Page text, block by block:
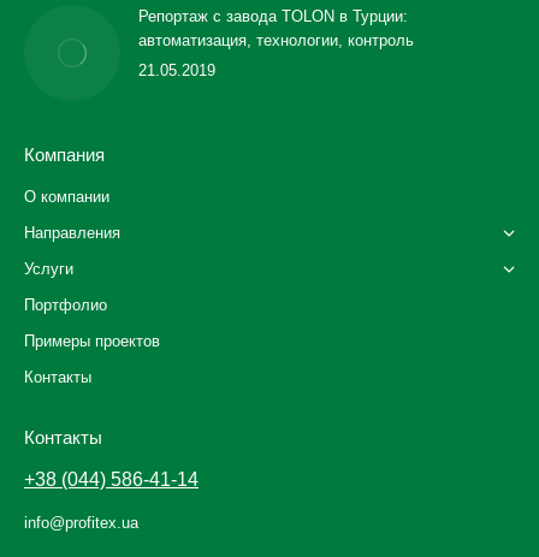
Репортаж с завода TOLON в Турции:
автоматизация, технологии, контроль
21.05.2019
Компания
О компании
Направления
Услуги
Портфолио
Примеры проектов
Контакты
Контакты
+38 (044) 586-41-14
info@profitex.ua